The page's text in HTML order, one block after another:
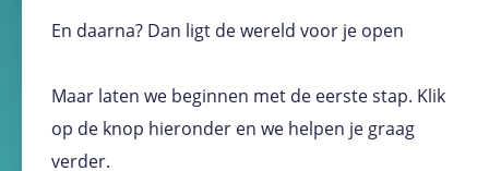
En daarna? Dan ligt de wereld voor je open
Maar laten we beginnen met de eerste stap. Klik
op de knop hieronder en we helpen je graag
verder.